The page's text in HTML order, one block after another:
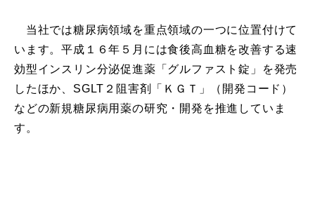
当社では糖尿病領域を重点領域の一つに位置付けて
います。平成１６年５月には食後高血糖を改善する速
効型インスリン分泌促進薬「グルファスト錠」を発売
したほか、SGLT２阻害剤「ＫＧＴ」（開発コード）
などの新規糖尿病用薬の研究・開発を推進していま
す。